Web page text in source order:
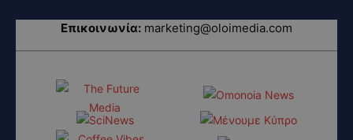
Επικοινωνία: marketing@oloimedia.com